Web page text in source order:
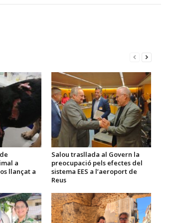
a
llançat a
Salou trasllada al Govern la
preocupació pels efectes del
sistema EES a l’aeroport de
Reus